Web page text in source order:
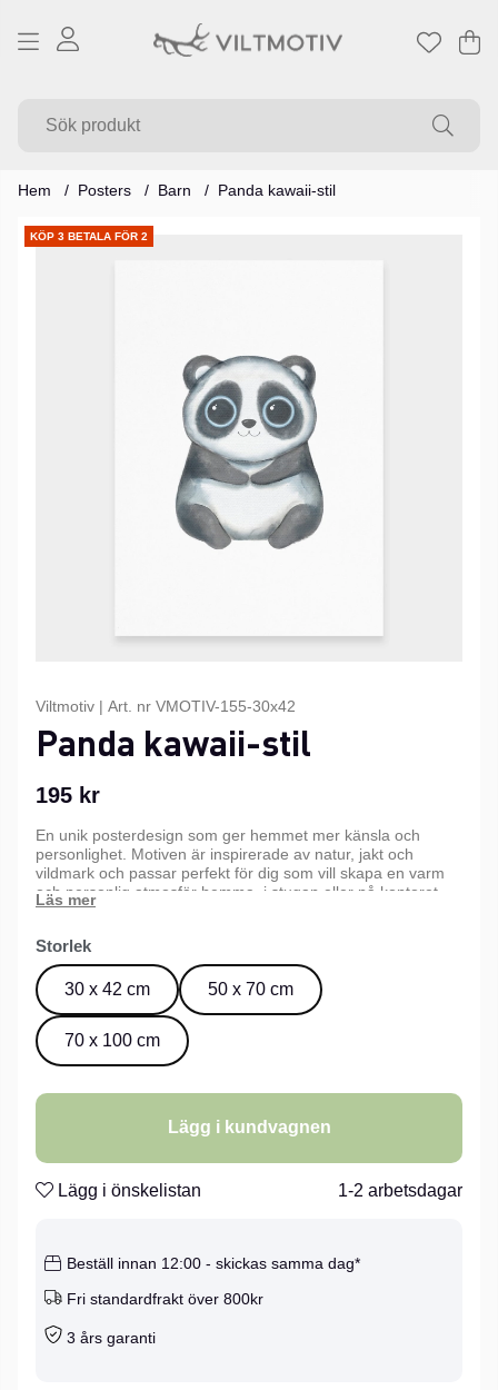
.
Hem Posters Barn Panda kawaii-stil
KÖP 3 BETALA FÖR 2
Produktbilder
Viltmotiv | Art. nr VMOTIV-155-30x42
Panda kawaii-stil
195 kr
En unik posterdesign som ger hemmet mer känsla och
personlighet. Motiven är inspirerade av natur, jakt och
vildmark och passar perfekt för dig som vill skapa en varm
och personlig atmosfär hemma, i stugan eller på kontoret.
Kommer i tre olika storlekar.
Storlek
30 x 42 cm 50 x 70 cm
70 x 100 cm
Lägg i kundvagnen
Lägg i önskelistan 1-2 arbetsdagar
Beställ innan 12:00 - skickas samma dag*
Fri standardfrakt över 800kr
3 års garanti